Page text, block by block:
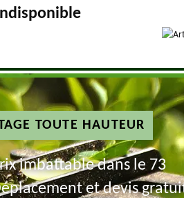
TOUTE HAUTEUR
imbattable dans le 73
et devis